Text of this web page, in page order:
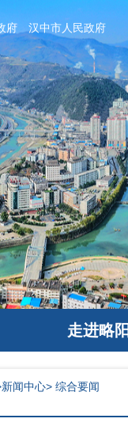
府 汉中市人民政府
走进略阳
新闻中心> 综合要闻